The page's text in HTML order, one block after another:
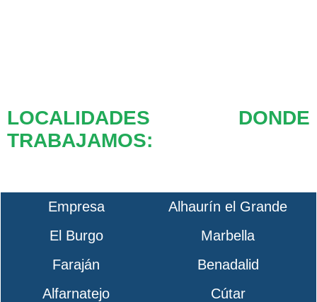
LOCALIDADES DONDE
TRABAJAMOS:
Empresa
Alhaurín el Grande
El Burgo
Marbella
Faraján
Benadalid
Alfarnatejo
Cútar